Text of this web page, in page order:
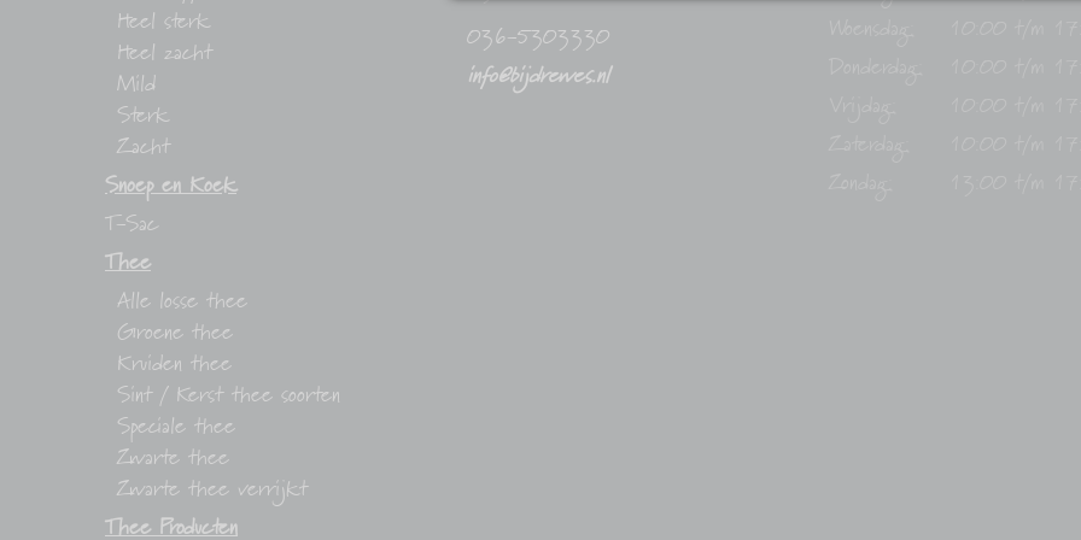
Heel sterk
Heel zacht
Mild
Sterk
Zacht
Snoep en Koek
T-Sac
Thee
Alle losse thee
Groene thee
Kruiden thee
Sint / Kerst thee soorten
Speciale thee
Zwarte thee
Zwarte thee verrijkt
Thee Producten
036-5303330
info@bijdrewes.nl